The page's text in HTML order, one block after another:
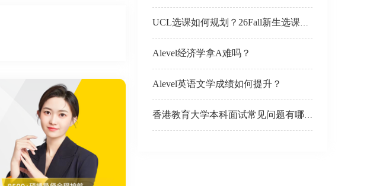
UCL选课如何规划？26Fall新生选课需要注意什么？
Alevel经济学拿A难吗？
Alevel英语文学成绩如何提升？
香港教育大学本科面试常见问题有哪些？如何准备面试？